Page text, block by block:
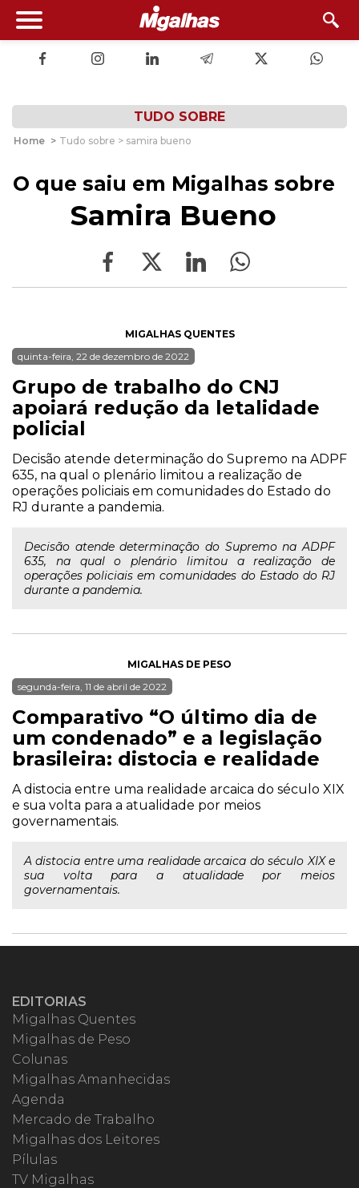
TUDO SOBRE
Home > Tudo sobre > samira bueno
O que saiu em Migalhas sobre
Samira Bueno
MIGALHAS QUENTES
quinta-feira, 22 de dezembro de 2022
Grupo de trabalho do CNJ
apoiará redução da letalidade
policial
Decisão atende determinação do Supremo na ADPF
635, na qual o plenário limitou a realização de
operações policiais em comunidades do Estado do
RJ durante a pandemia.
Decisão atende determinação do Supremo na ADPF
635, na qual o plenário limitou a realização de
operações policiais em comunidades do Estado do RJ
durante a pandemia.
MIGALHAS DE PESO
segunda-feira, 11 de abril de 2022
Comparativo “O último dia de
um condenado” e a legislação
brasileira: distocia e realidade
A distocia entre uma realidade arcaica do século XIX
e sua volta para a atualidade por meios
governamentais.
A distocia entre uma realidade arcaica do século XIX e
sua volta para a atualidade por meios
governamentais.
EDITORIAS
Migalhas Quentes
Migalhas de Peso
Colunas
Migalhas Amanhecidas
Agenda
Mercado de Trabalho
Migalhas dos Leitores
Pílulas
TV Migalhas